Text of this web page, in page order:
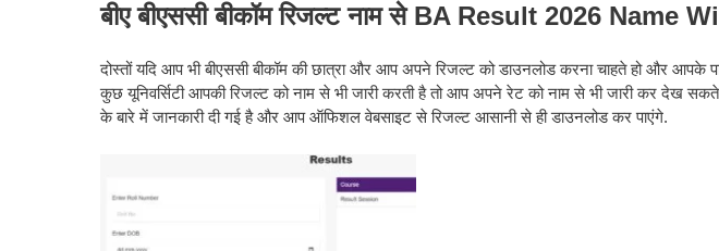
बीए बीएससी बीकॉम रिजल्ट नाम से BA Result 2026 Name
दोस्तों यदि आप भी बीएससी बीकॉम की छात्रा और आप अपने रिजल्ट को डाउनलोड करना चाहते हो और आपके
कुछ यूनिवर्सिटी आपकी रिजल्ट को नाम से भी जारी करती है तो आप अपने रेट को नाम से भी जारी कर देख
के बारे में जानकारी दी गई है और आप ऑफिशल वेबसाइट से रिजल्ट आसानी से ही डाउनलोड कर पाएंगे.